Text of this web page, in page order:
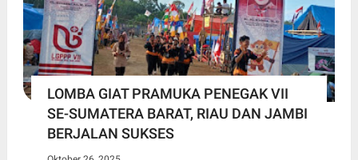
LOMBA GIAT PRAMUKA PENEGAK VII
SE-SUMATERA BARAT, RIAU DAN JAMBI
BERJALAN SUKSES